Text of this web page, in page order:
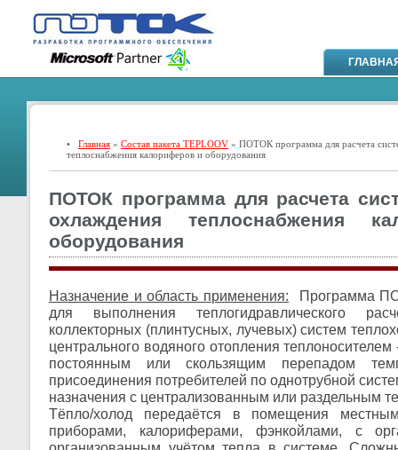
• Главная » Состав пакета TEPLOOV » ПОТОК программа для расчета
теплоснабжения калориферов и оборудования
ПОТОК программа для расчета
охлаждения теплоснабжения
оборудования
Назначение и область применения: Программа
для выполнения теплогидравлического
коллекторных (плинтусных, лучевых) систем
центрального водяного отопления
постоянным или скользящим перепадом
присоединения потребителей по однотрубной
назначения с централизованным или раздельным
Тёпло/холод передаётся в помещения
приборами, калориферами, фэнкойлами, с